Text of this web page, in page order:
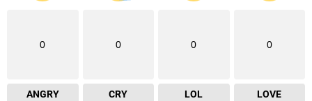
0
ANGRY
0
CRY
0
LOL
0
LOVE